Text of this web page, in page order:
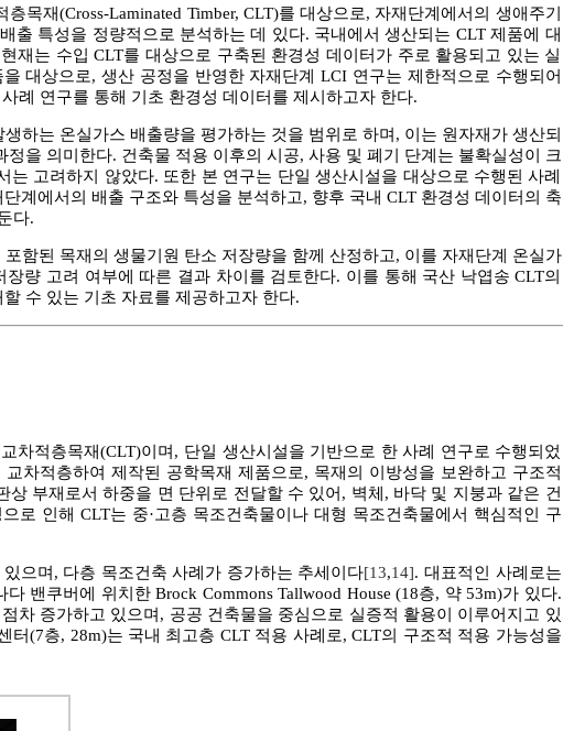
목재(Cross-Laminated Timber, CLT)를 대상으로, 자재단계에서의 생애주기
출 특성을 정량적으로 분석하는 데 있다. 국내에서 생산되는 CLT 제품에 대
재는 수입 CLT를 대상으로 구축된 환경성 데이터가 주로 활용되고 있는 실
대상으로, 생산 공정을 반영한 자재단계 LCI 연구는 제한적으로 수행되어
례 연구를 통해 기초 환경성 데이터를 제시하고자 한다.
하는 온실가스 배출량을 평가하는 것을 범위로 하며, 이는 원자재가 생산되
을 의미한다. 건축물 적용 이후의 시공, 사용 및 폐기 단계는 불확실성이 크
고려하지 않았다. 또한 본 연구는 단일 생산시설을 대상으로 수행된 사례
계에서의 배출 구조와 특성을 분석하고, 향후 국내 CLT 환경성 데이터의 축
다.
함된 목재의 생물기원 탄소 저장량을 함께 산정하고, 이를 자재단계 온실가
량 고려 여부에 따른 결과 차이를 검토한다. 이를 통해 국산 낙엽송 CLT의
수 있는 기초 자료를 제공하고자 한다.
차적층목재(CLT)이며, 단일 생산시설을 기반으로 한 사례 연구로 수행되었
차적층하여 제작된 공학목재 제품으로, 목재의 이방성을 보완하고 구조적
상 부재로서 하중을 면 단위로 전달할 수 있어, 벽체, 바닥 및 지붕과 같은 건
로 인해 CLT는 중·고층 목조건축물이나 대형 목조건축물에서 핵심적인 구
으며, 다층 목조건축 사례가 증가하는 추세이다[13,14]. 대표적인 사례로는
밴쿠버에 위치한 Brock Commons Tallwood House (18층, 약 53m)가 있다.
차 증가하고 있으며, 공공 건축물을 중심으로 실증적 활용이 이루어지고 있
터(7층, 28m)는 국내 최고층 CLT 적용 사례로, CLT의 구조적 적용 가능성을